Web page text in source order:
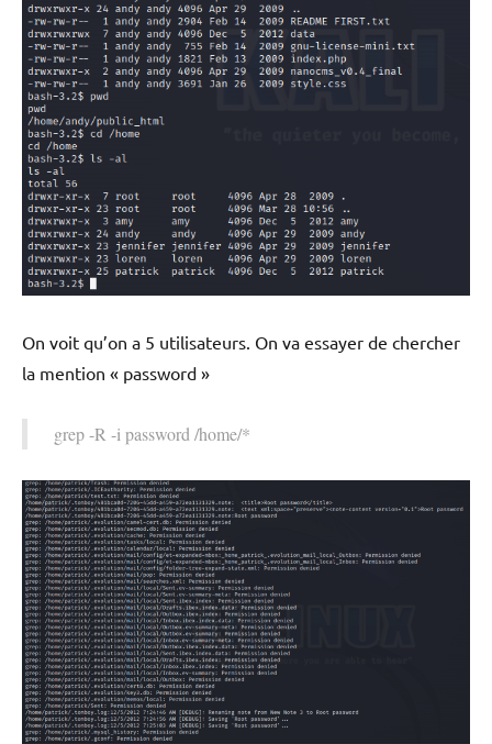
On voit qu’on a 5 utilisateurs. On va essayer de chercher
la mention « password »
grep -R -i password /home/*